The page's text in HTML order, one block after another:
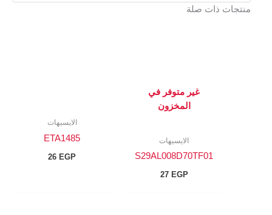
منتجات ذات صلة
غير متوفر في
المخزون
الايسيهات
S29AL008D70TF01
27 EGP
الايسيهات
ETA1485
26 EGP